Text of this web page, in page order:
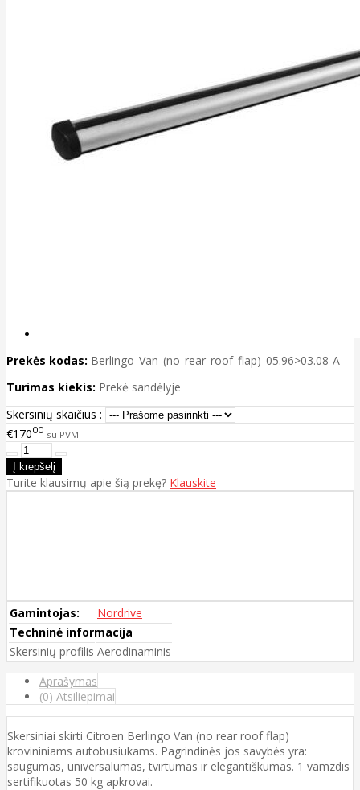
Prekės kodas: Berlingo_Van_(no_rear_roof_flap)_05.96>03.08-A
Turimas kiekis: Prekė sandėlyje
Skersinių skaičius :
€17000 su PVM
Turite klausimų apie šią prekę? Klauskite
Gamintojas:
Nordrive
Techninė informacija
Skersinių profilis Aerodinaminis
Aprašymas
(0) Atsiliepimai
Skersiniai skirti Citroen Berlingo Van (no rear roof flap)
krovininiams autobusiukams. Pagrindinės jos savybės yra:
saugumas, universalumas, tvirtumas ir elegantiškumas. 1 vamzdis
sertifikuotas 50 kg apkrovai.